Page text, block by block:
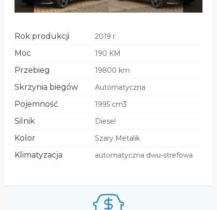
Rok produkcji 2019 r.
Moc 190 KM
Przebieg 19800 km
Skrzynia biegów Automatyczna
Pojemność 1995 cm3
Silnik Diesel
Kolor Szary Metalik
Klimatyzacja automatyczna dwu-strefowa